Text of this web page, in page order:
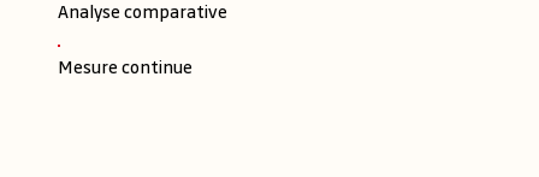
Analyse comparative
Mesure continue